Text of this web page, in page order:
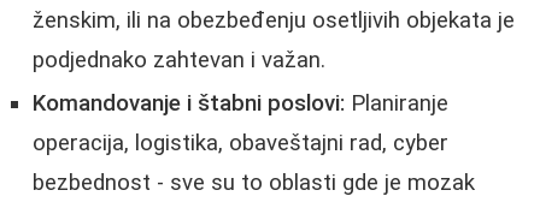
ženskim, ili na obezbeđenju osetljivih objekata je
podjednako zahtevan i važan.
Komandovanje i štabni poslovi: Planiranje
operacija, logistika, obaveštajni rad, cyber
bezbednost - sve su to oblasti gde je mozak